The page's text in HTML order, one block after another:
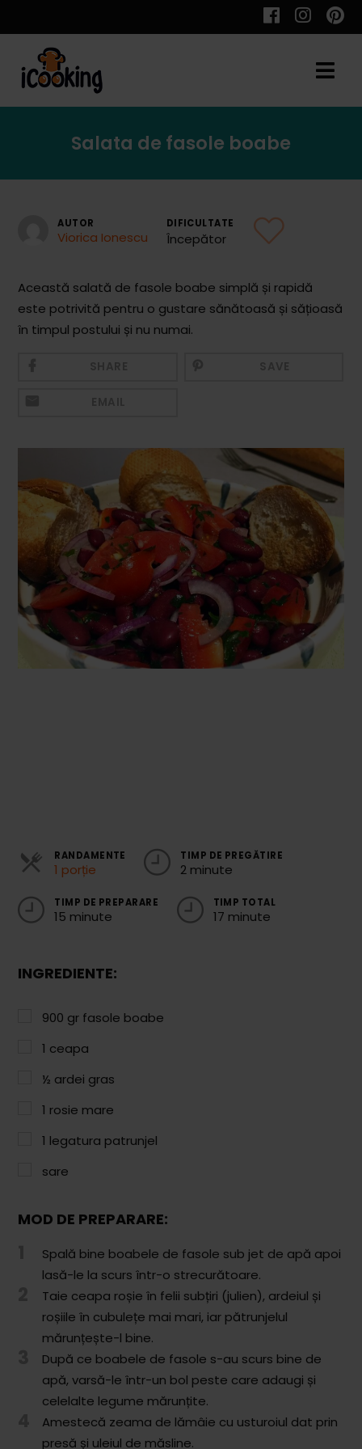
Toate Reţetele
Aperitive
Aperitive Calde
Băuturi reci
Cocktail-uri
Smoothies
Ceva Dulce
Biscuiți, Bomboane și
Fursecuri
Brioșe și Checuri
Torturi
Conserve
Garnituri
Pâine
Paste & Risotto
Pizza
Rețete cu Carne
Rețete Vegetariene
Salate
Sandwichuri și Wraps
Supe și Ciorbe
Rețete Video
Salata de fasole boabe
AUTOR
Viorica Ionescu
DIFICULTATE
Începător
Această salată de fasole boabe simplă și rapidă
este potrivită pentru o gustare sănătoasă și sățioasă
în timpul postului și nu numai.
RANDAMENTE
1 porție
TIMP DE PREGĂTIRE
2 minute
TIMP DE PREPARARE
15 minute
TIMP TOTAL
17 minute
INGREDIENTE:
900 gr fasole boabe
1 ceapa
½ ardei gras
1 rosie mare
1 legatura patrunjel
sare
MOD DE PREPARARE:
Spală bine boabele de fasole sub jet de apă apoi
lasă-le la scurs într-o strecurătoare.
Taie ceapa roșie în felii subțiri (julien), ardeiul și
roșiile în cubulețe mai mari, iar pătrunjelul
mărunțește-l bine.
După ce boabele de fasole s-au scurs bine de
apă, varsă-le într-un bol peste care adaugi și
celelalte legume mărunțite.
Amestecă zeama de lămâie cu usturoiul dat prin
presă și uleiul de măsline.